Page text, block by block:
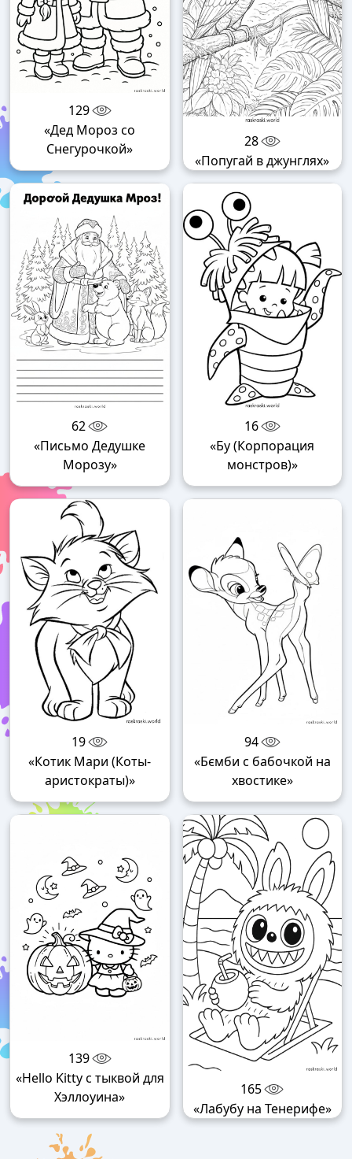
129
«Дед Мороз со
Снегурочкой»
28
«Попугай в джунглях»
62
«Письмо Дедушке
Морозу»
16
«Бу (Корпорация
монстров)»
19
«Котик Мари (Коты-
аристократы)»
94
«Бємби с бабочкой на
хвостике»
139
«Hello Kitty с тыквой для
Хэллоуина»
165
«Лабубу на Тенерифе»